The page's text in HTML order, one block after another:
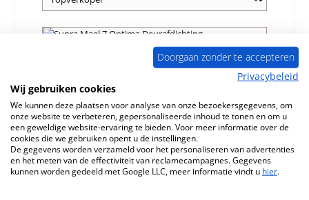
Supra Mael 7 Optima Deurafdichting
Doorgaan zonder te accepteren
Privacybeleid
Wij gebruiken cookies
We kunnen deze plaatsen voor analyse van onze bezoekersgegevens, om
onze website te verbeteren, gepersonaliseerde inhoud te tonen en om u
een geweldige website-ervaring te bieden. Voor meer informatie over de
cookies die we gebruiken opent u de instellingen.
De gegevens worden verzameld voor het personaliseren van advertenties
en het meten van de effectiviteit van reclamecampagnes. Gegevens
kunnen worden gedeeld met Google LLC, meer informatie vindt u hier.